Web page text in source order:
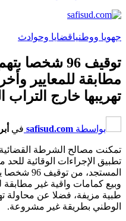
جهويا ووطنياقضايا وحوادث
توقيف 96
مطابقة للمعايير
تهريبها خارج التراب
بواسطة safisud.com في
تمكنت مصالح الشرطة
تطبيق الإجراءات الوقائية
المستجد،
وبيع كمامات واقية غير مطابقة
طبية مزيفة، فضلا عن محاولة
الوطني بطريقة غير مشروعة.